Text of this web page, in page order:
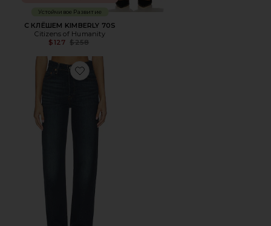
Устойчивое Развитие
С КЛЁШЕМ KIMBERLY 70S
Citizens of Humanity
$127 Previous price:
$258
Favorite ПРЯМЫЕ RIBCAGE